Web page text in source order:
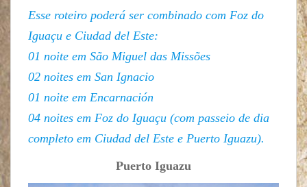
Esse roteiro poderá ser combinado com Foz do
Iguaçu e Ciudad del Este:
01 noite em São Miguel das Missões
02 noites em San Ignacio
01 noite em Encarnación
04 noites em Foz do Iguaçu (com passeio de dia
completo em Ciudad del Este e Puerto Iguazu).
Puerto Iguazu